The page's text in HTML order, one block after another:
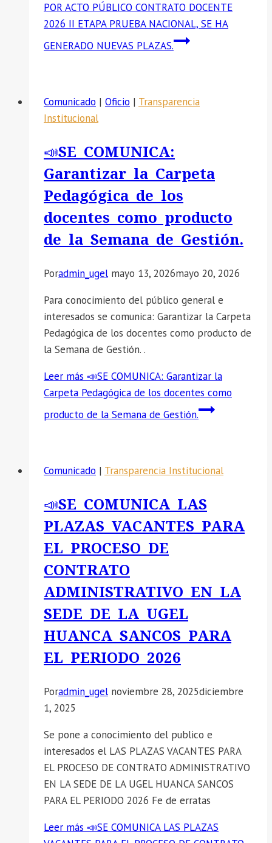
POR ACTO PÚBLICO CONTRATO DOCENTE
2026 II ETAPA PRUEBA NACIONAL, SE HA
GENERADO NUEVAS PLAZAS.
Comunicado | Oficio | Transparencia
Institucional
📣SE COMUNICA:
Garantizar la Carpeta
Pedagógica de los
docentes como producto
de la Semana de Gestión.
Poradmin_ugel mayo 13, 2026mayo 20, 2026
Para conocimiento del público general e
interesados se comunica: Garantizar la Carpeta
Pedagógica de los docentes como producto de
la Semana de Gestión. .
Leer más 📣SE COMUNICA: Garantizar la
Carpeta Pedagógica de los docentes como
producto de la Semana de Gestión.
Comunicado | Transparencia Institucional
📣SE COMUNICA LAS
PLAZAS VACANTES PARA
EL PROCESO DE
CONTRATO
ADMINISTRATIVO EN LA
SEDE DE LA UGEL
HUANCA SANCOS PARA
EL PERIODO 2026
Poradmin_ugel noviembre 28, 2025diciembre
1, 2025
Se pone a conocimiento del publico e
interesados el LAS PLAZAS VACANTES PARA
EL PROCESO DE CONTRATO ADMINISTRATIVO
EN LA SEDE DE LA UGEL HUANCA SANCOS
PARA EL PERIODO 2026 Fe de erratas
Leer más 📣SE COMUNICA LAS PLAZAS